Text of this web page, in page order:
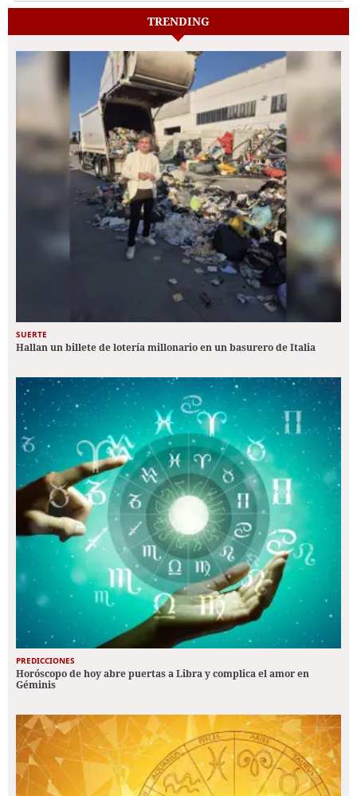
TRENDING
SUERTE
Hallan un billete de lotería millonario en un basurero de Italia
PREDICCIONES
Horóscopo de hoy abre puertas a Libra y complica el amor en
Géminis